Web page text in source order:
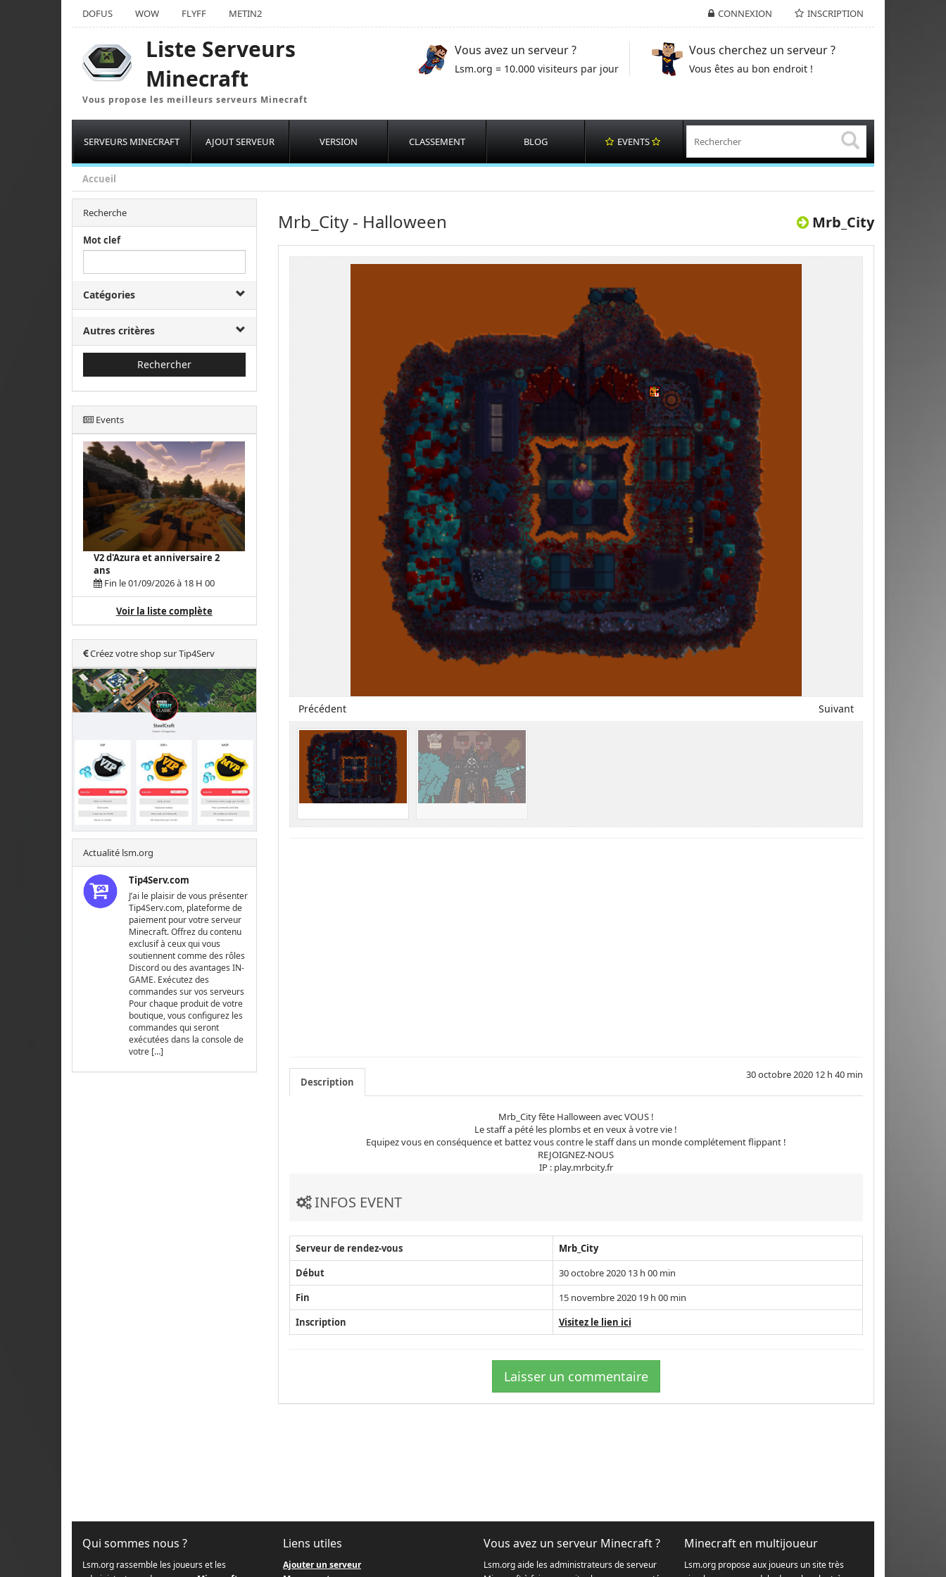
CONNEXION INSCRIPTION
DOFUS WOW FLYFF METIN2
Liste Serveurs
Minecraft
Vous propose les meilleurs serveurs Minecraft
Vous avez un serveur ?
Lsm.org = 10.000 visiteurs par jour
Vous cherchez un serveur ?
Vous êtes au bon endroit !
SERVEURS MINECRAFT AJOUT SERVEUR VERSION CLASSEMENT BLOG EVENTS
Accueil
Recherche
Mot clef
Catégories
Autres critères
Rechercher
Events
V2 d'Azura et anniversaire 2
ans
Fin le 01/09/2026 à 18 H 00
Voir la liste complète
Créez votre shop sur Tip4Serv
Actualité lsm.org
Tip4Serv.com
J’ai le plaisir de vous présenter
Tip4Serv.com, plateforme de
paiement pour votre serveur
Minecraft. Offrez du contenu
exclusif à ceux qui vous
soutiennent comme des rôles
Discord ou des avantages IN-
GAME. Exécutez des
commandes sur vos serveurs
Pour chaque produit de votre
boutique, vous configurez les
commandes qui seront
exécutées dans la console de
votre […]
Mrb_City
Mrb_City - Halloween
Précédent Suivant
30 octobre 2020 12 h 40 min
Description
Mrb_City fête Halloween avec VOUS !
Le staff a pété les plombs et en veux à votre vie !
Equipez vous en conséquence et battez vous contre le staff dans un monde complétement flippant !
REJOIGNEZ-NOUS
IP : play.mrbcity.fr
INFOS EVENT
Serveur de rendez-vous
Mrb_City
Début
30 octobre 2020 13 h 00 min
Fin
15 novembre 2020 19 h 00 min
Inscription
Visitez le lien ici
Laisser un commentaire
Qui sommes nous ?
Lsm.org rassemble les joueurs et les
Liens utiles
Ajouter un serveur
Vous avez un serveur Minecraft ?
Lsm.org aide les administrateurs de serveur
Minecraft en multijoueur
Lsm.org propose aux joueurs un site très